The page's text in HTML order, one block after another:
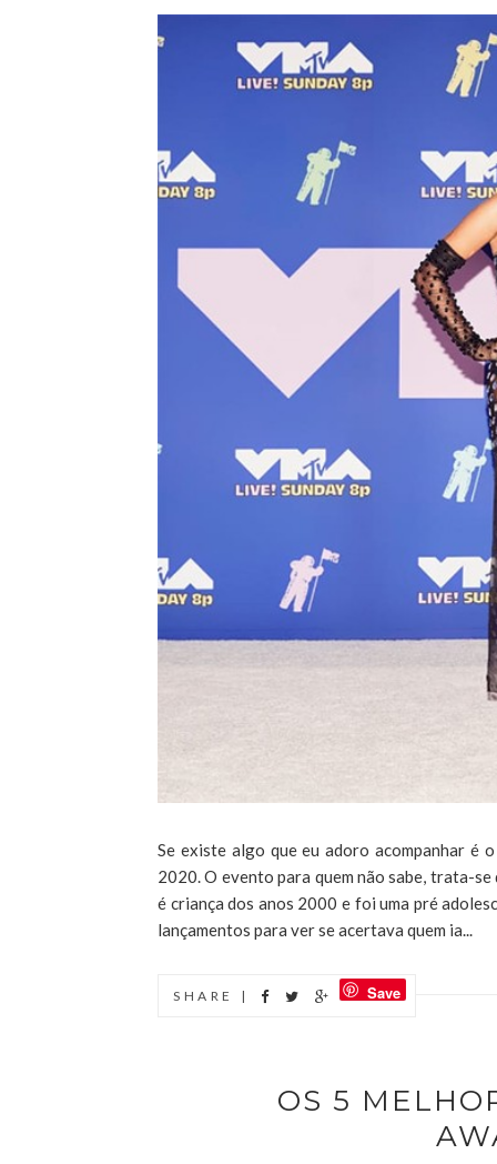
Se existe algo que eu adoro acompanhar é
2020. O evento para quem não sabe, trata-
é criança dos anos 2000 e foi uma pré
lançamentos para ver se acertava quem ia...
SHARE | Save
OS 5